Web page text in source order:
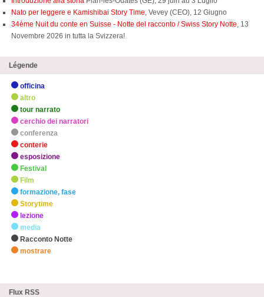
Nato per leggere e Kamishibai Story Time, Vevey (CEO), 12 Giugno
34ème Nuit du conte en Suisse - Notte del racconto / Swiss Story Notte, 13
Novembre 2026 in tutta la Svizzera!
Légende
officina
altro
tour narrato
cerchio dei narratori
conferenza
conterie
esposizione
Festival
Film
formazione, fase
Storytime
lezione
media
Racconto Notte
mostrare
Flux RSS